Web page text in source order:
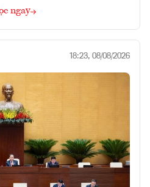
ngay
18:23, 08/08/2026